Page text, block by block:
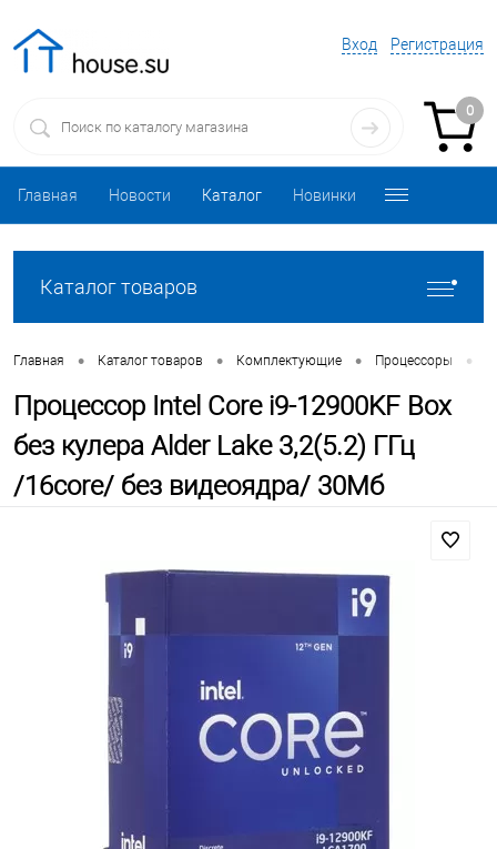
Вход Регистрация
0
Главная Новости Каталог Новинки
Каталог товаров
Главная • Каталог товаров • Комплектующие • Процессоры •
Процессор Intel Core i9-12900KF Box
без кулера Alder Lake 3,2(5.2) ГГц
/16core/ без видеоядра/ 30Мб